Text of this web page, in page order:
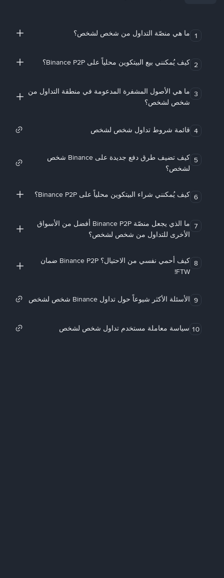
1 ما هي منصّة التداول من شخص لشخص؟
2 كيف يُمكنني بيع البيتكوين محلياً على Binance P2P؟
3 ما هي الأصول المشفرة المدعومة في منطقة التداول من
شخص لشخص؟
4 قائمة شروط تداول شخص لشخص
5
كيف تضيف طرق دفع جديدة على Binance شخص
لشخص؟
6 كيف يُمكنني شراء البيتكوين محلياً على Binance P2P؟
7
ما الذي يجعل منصّة Binance P2P أفضل من الأسواق
الأخرى للتداول من شخص لشخص؟
8
كيف أحمي نفسي من الاحتيال؟ Binance P2P ضمان
FTW!
9 الأسئلة الأكثر شيوعاً حول تداول Binance شخص لشخص
10 سياسة معاملة مستخدم تداول شخص لشخص